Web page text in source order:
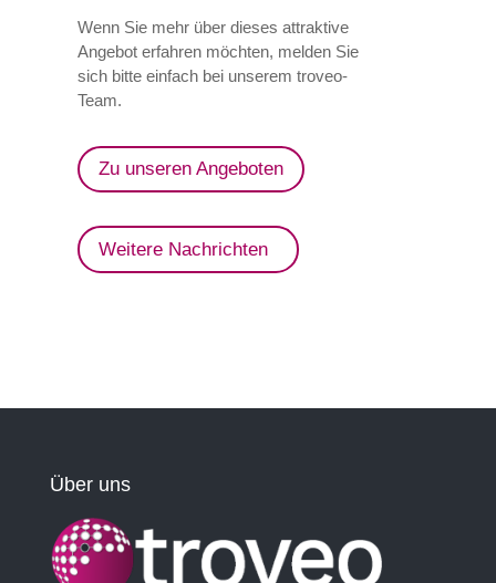
Wenn Sie mehr über dieses attraktive
Angebot erfahren möchten, melden Sie
sich bitte einfach bei unserem troveo-
Team.
Zu unseren Angeboten
Weitere Nachrichten
Über uns